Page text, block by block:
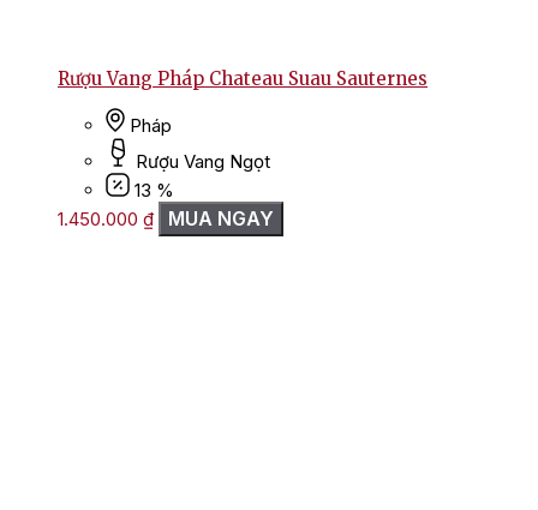
Rượu Vang Pháp Chateau Suau Sauternes
Pháp
Rượu Vang Ngọt
13 %
1.450.000 ₫ MUA NGAY